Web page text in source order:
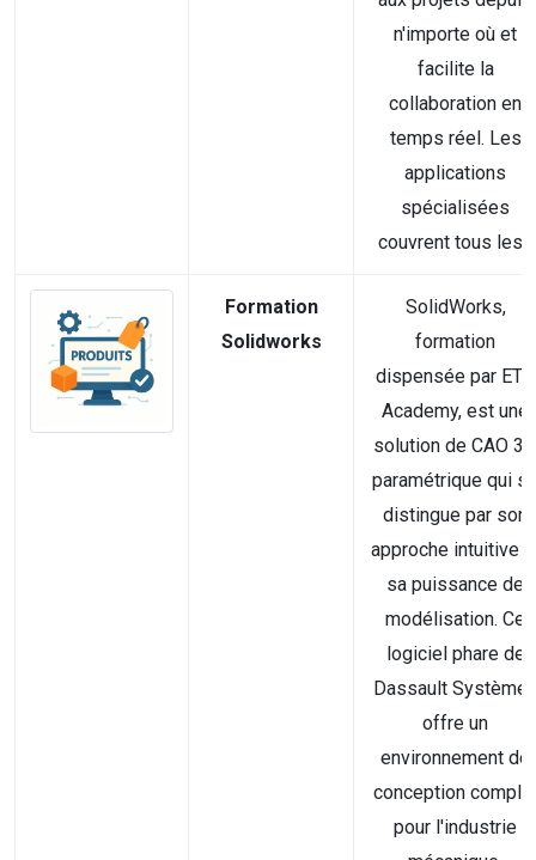
n'importe où et
facilite la
collaboration en
temps réel. Les
applications
spécialisées
couvrent tous les...
Formation
Solidworks
SolidWorks,
formation
dispensée par ETC
Academy, est une
solution de CAO 3D
paramétrique qui
distingue par son
approche intuitive
sa puissance de
modélisation. Ce
logiciel phare de
Dassault
offre un
environnement de
conception
pour l'industrie